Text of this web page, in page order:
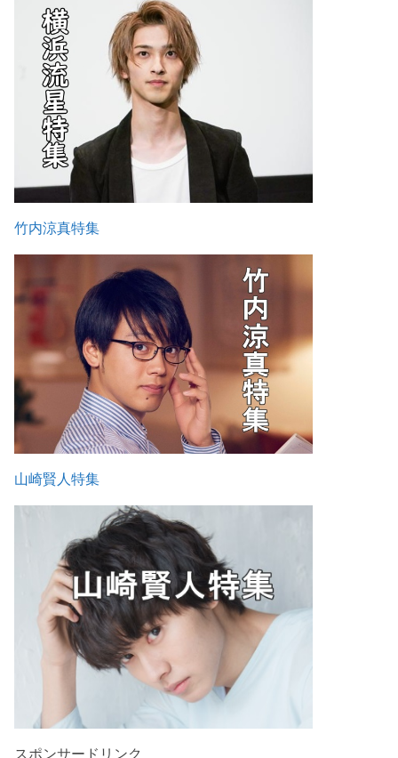
竹内涼真特集
山崎賢人特集
スポンサードリンク